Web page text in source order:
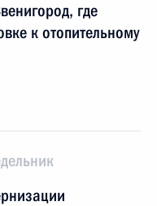
где
к отопительному